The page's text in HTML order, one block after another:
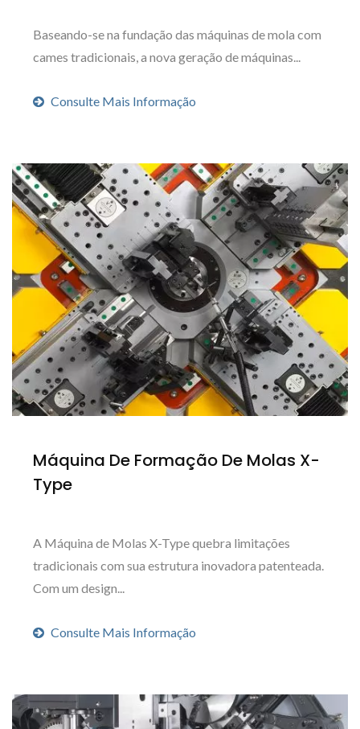
Baseando-se na fundação das máquinas de mola com
cames tradicionais, a nova geração de máquinas...
Consulte Mais Informação
Máquina De Formação De Molas X-
Type
A Máquina de Molas X-Type quebra limitações
tradicionais com sua estrutura inovadora patenteada.
Com um design...
Consulte Mais Informação